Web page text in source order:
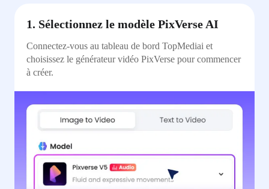
1. Sélectionnez le modèle PixVerse AI
Connectez-vous au tableau de bord TopMediai et
choisissez le générateur vidéo PixVerse pour commencer
à créer.